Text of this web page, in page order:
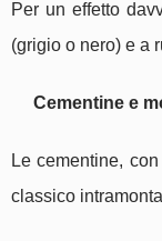
Per un effetto
(grigio o nero) e a
Cementine e
Le cementine,
classico